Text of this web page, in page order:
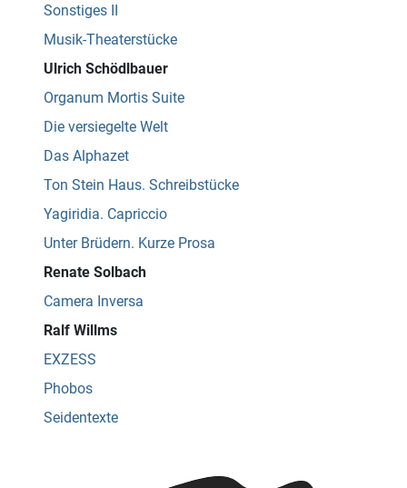
Sonstiges II
Musik-Theaterstücke
Ulrich Schödlbauer
Organum Mortis Suite
Die versiegelte Welt
Das Alphazet
Ton Stein Haus. Schreibstücke
Yagiridia. Capriccio
Unter Brüdern. Kurze Prosa
Renate Solbach
Camera Inversa
Ralf Willms
EXZESS
Phobos
Seidentexte